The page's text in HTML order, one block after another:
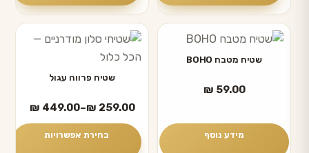
⁦₪ 69.90⁩
את
האפשרויות
בעמוד
המוצר
⁦₪ 69.90⁩
את
האפשרויות
בעמוד
המוצר
שטיח מטבח BOHO
₪ 59.00
מידע נוסף
שטיח פרווה עגול
₪ 259.00
–
₪ 449.00
טווח
מחירים:
בחירת אפשרויות
למוצר
זה
סוגים.
ניתן
לבחור